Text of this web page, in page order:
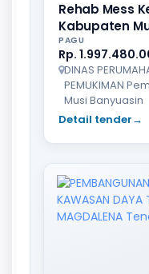
Rehab Mess
Kabupaten
PAGU
Rp.
DINAS
PEMUKIMAN
Musi Banyuasin
Detail tender→